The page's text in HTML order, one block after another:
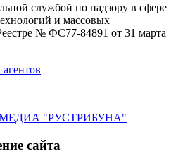
службой по надзору в сфере
и массовых
№ ФС77-84891 от 31 марта
"РУСТРИБУНА"
сайта